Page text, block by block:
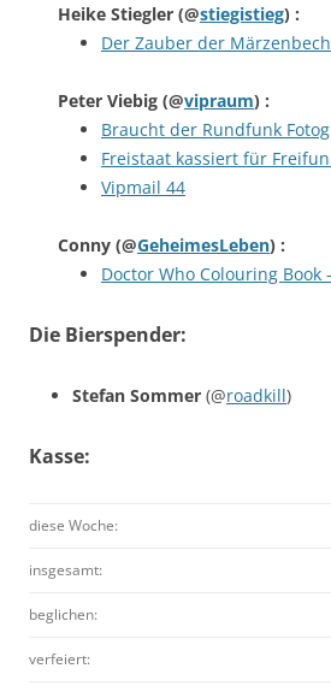
Heike Stiegler (@stiegistieg) :
Der Zauber der
Peter Viebig (@vipraum) :
Braucht der Rundfunk
Freistaat kassiert für
Vipmail 44
Conny (@GeheimesLeben) :
Doctor Who Colouring Book
Die Bierspender:
Stefan Sommer (@roadkill)
Kasse:
diese Woche:
insgesamt:
beglichen:
verfeiert: